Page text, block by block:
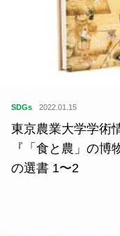
SDGs 2022.01.15
東京農業大学学術
『「食と農」の
の選書 1〜2